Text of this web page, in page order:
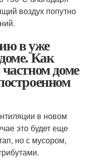
воздух попутно
в уже
Как
доме
в новом
это будет еще
но с мусором,